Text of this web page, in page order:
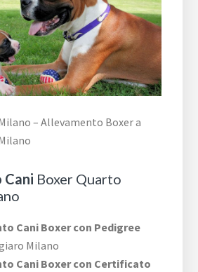
– Allevamento Boxer a
Cani Boxer Quarto
Cani Boxer con Pedigree
Milano
Cani Boxer con Certificato